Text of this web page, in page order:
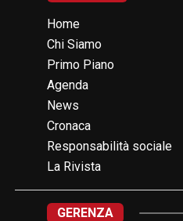
Home
Chi Siamo
Primo Piano
Agenda
News
Cronaca
Responsabilità sociale
La Rivista
GERENZA